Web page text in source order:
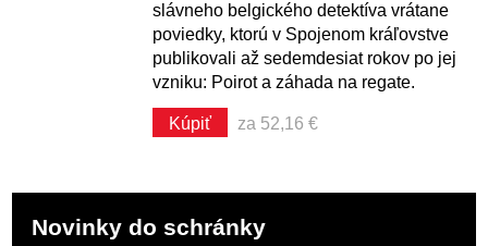
slávneho belgického detektíva vrátane
poviedky, ktorú v Spojenom kráľovstve
publikovali až sedemdesiat rokov po jej
vzniku: Poirot a záhada na regate.
Kúpiť za 52,16 €
Novinky do schránky